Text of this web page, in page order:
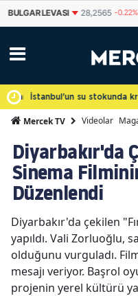
BULGAR LEVASI 28,2565 -0.22%
tamamlanıyor ancak takvim
İstanbul'un su stokunda
Mercek TV Videolar
Diyarbakır'da
Sinema
Düzenlendi
Diyarbakır'da çekilen
yapıldı. Vali Zorluoğlu,
olduğunu vurguladı.
mesajı veriyor. Başrol
projenin yerel kültürü